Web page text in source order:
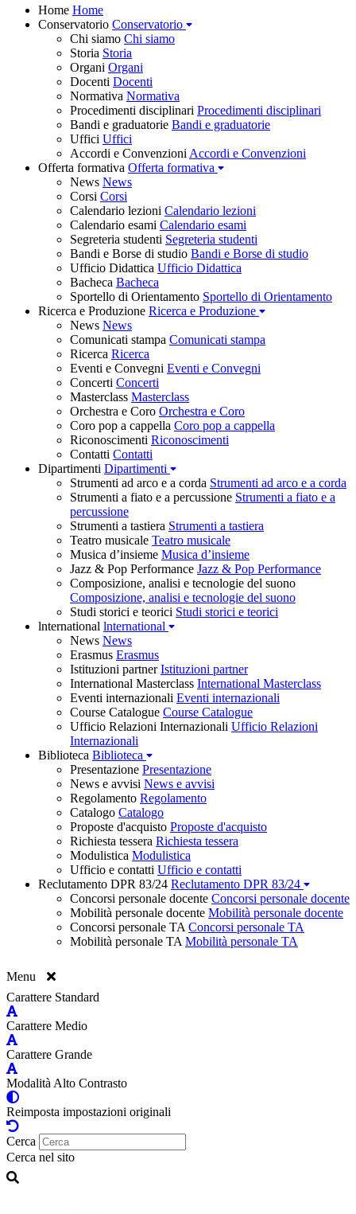
Home Home
Conservatorio Conservatorio
Chi siamo Chi siamo
Storia Storia
Organi Organi
Docenti Docenti
Normativa Normativa
Procedimenti disciplinari Procedimenti disciplinari
Bandi e graduatorie Bandi e graduatorie
Uffici Uffici
Accordi e Convenzioni Accordi e Convenzioni
Offerta formativa Offerta formativa
News News
Corsi Corsi
Calendario lezioni Calendario lezioni
Calendario esami Calendario esami
Segreteria studenti Segreteria studenti
Bandi e Borse di studio Bandi e Borse di studio
Ufficio Didattica Ufficio Didattica
Bacheca Bacheca
Sportello di Orientamento Sportello di Orientamento
Ricerca e Produzione Ricerca e Produzione
News News
Comunicati stampa Comunicati stampa
Ricerca Ricerca
Eventi e Convegni Eventi e Convegni
Concerti Concerti
Masterclass Masterclass
Orchestra e Coro Orchestra e Coro
Coro pop a cappella Coro pop a cappella
Riconoscimenti Riconoscimenti
Contatti Contatti
Dipartimenti Dipartimenti
Strumenti ad arco e a corda Strumenti ad arco e a corda
Strumenti a fiato e a percussione Strumenti a fiato e a
percussione
Strumenti a tastiera Strumenti a tastiera
Teatro musicale Teatro musicale
Musica d’insieme Musica d’insieme
Jazz & Pop Performance Jazz & Pop Performance
Composizione, analisi e tecnologie del suono
Composizione, analisi e tecnologie del suono
Studi storici e teorici Studi storici e teorici
lnternational lnternational
News News
Erasmus Erasmus
Istituzioni partner Istituzioni partner
International Masterclass International Masterclass
Eventi internazionali Eventi internazionali
Course Catalogue Course Catalogue
Ufficio Relazioni Internazionali Ufficio Relazioni
Internazionali
Biblioteca Biblioteca
Presentazione Presentazione
News e avvisi News e avvisi
Regolamento Regolamento
Catalogo Catalogo
Proposte d'acquisto Proposte d'acquisto
Richiesta tessera Richiesta tessera
Modulistica Modulistica
Ufficio e contatti Ufficio e contatti
Reclutamento DPR 83/24 Reclutamento DPR 83/24
Concorsi personale docente Concorsi personale docente
Mobilità personale docente Mobilità personale docente
Concorsi personale TA Concorsi personale TA
Mobilità personale TA Mobilità personale TA
Menu
Carattere Standard
Carattere Medio
Carattere Grande
Modalità Alto Contrasto
Reimposta impostazioni originali
Cerca
Cerca nel sito